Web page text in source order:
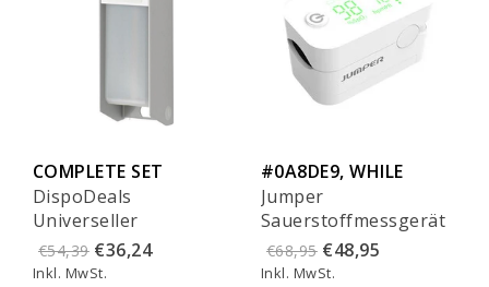
COMPLETE SET
DispoDeals
Universeller
Wand/Mauer-Spender
mit 500ml Füllung
€54,39 €36,24
Inkl. MwSt.
#0A8DE9, WHILE
SUPPLIES LAST!
Jumper
Sauerstoffmessgerät
ohne Bluetooth - JPD-
500Gz
€68,95 €48,95
Inkl. MwSt.